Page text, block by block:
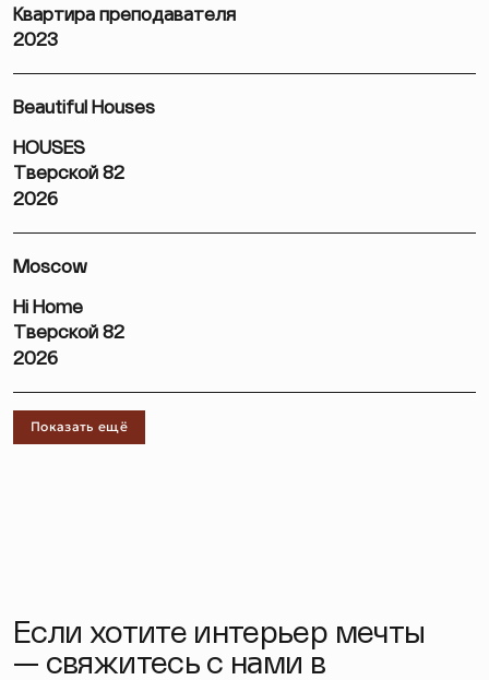
Квартира преподавателя
2023
Beautiful Houses
HOUSES
Тверской 82
2026
Moscow
Hi Home
Тверской 82
2026
Показать ещё
Если хотите интерьер мечты
— свяжитесь с нами в